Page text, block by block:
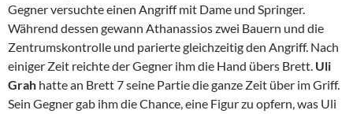
Gegner versuchte einen Angriff mit Dame und Springer.
Während dessen gewann Athanassios zwei Bauern und die
Zentrumskontrolle und parierte gleichzeitig den Angriff. Nach
einiger Zeit reichte der Gegner ihm die Hand übers Brett. Uli
Grah hatte an Brett 7 seine Partie die ganze Zeit über im Griff.
Sein Gegner gab ihm die Chance, eine Figur zu opfern, was Uli